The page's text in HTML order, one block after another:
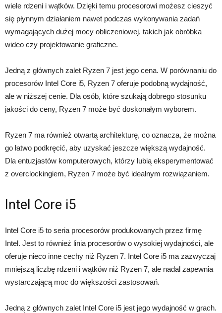
wiele rdzeni i wątków. Dzięki temu procesorowi możesz cieszyć
się płynnym działaniem nawet podczas wykonywania zadań
wymagających dużej mocy obliczeniowej, takich jak obróbka
wideo czy projektowanie graficzne.
Jedną z głównych zalet Ryzen 7 jest jego cena. W porównaniu do
procesorów Intel Core i5, Ryzen 7 oferuje podobną wydajność,
ale w niższej cenie. Dla osób, które szukają dobrego stosunku
jakości do ceny, Ryzen 7 może być doskonałym wyborem.
Ryzen 7 ma również otwartą architekturę, co oznacza, że można
go łatwo podkręcić, aby uzyskać jeszcze większą wydajność.
Dla entuzjastów komputerowych, którzy lubią eksperymentować
z overclockingiem, Ryzen 7 może być idealnym rozwiązaniem.
Intel Core i5
Intel Core i5 to seria procesorów produkowanych przez firmę
Intel. Jest to również linia procesorów o wysokiej wydajności, ale
oferuje nieco inne cechy niż Ryzen 7. Intel Core i5 ma zazwyczaj
mniejszą liczbę rdzeni i wątków niż Ryzen 7, ale nadal zapewnia
wystarczającą moc do większości zastosowań.
Jedną z głównych zalet Intel Core i5 jest jego wydajność w grach.